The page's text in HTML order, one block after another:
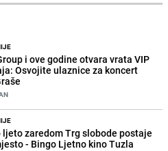
i ove godine otvara vrata VIP
Osvojite ulaznice za koncert
ljeto zaredom Trg slobode postaje
- Bingo Ljetno kino Tuzla